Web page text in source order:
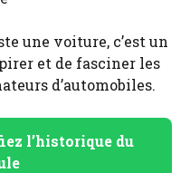
une voiture, c’est un
et de fasciner les
d’automobiles.
l’historique du